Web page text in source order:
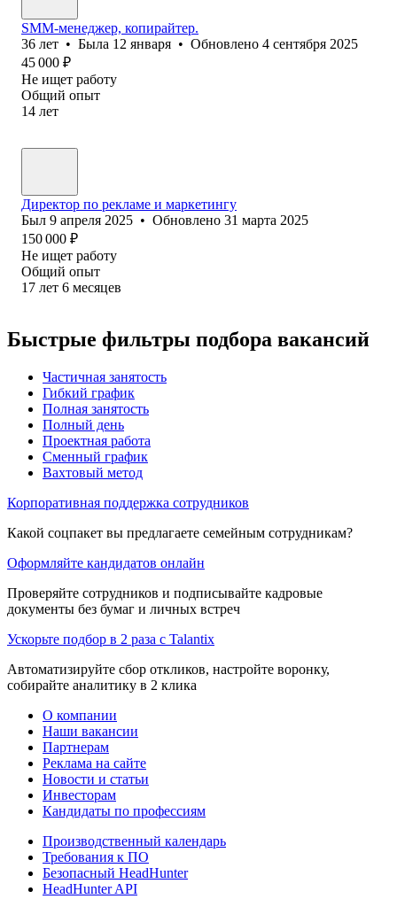
SMM-менеджер, копирайтер.
36 лет • Была 12 января • Обновлено 4 сентября 2025
45 000 ₽
Не ищет работу
Общий опыт
14 лет
Директор по рекламе и маркетингу
Был 9 апреля 2025 • Обновлено 31 марта 2025
150 000 ₽
Не ищет работу
Общий опыт
17 лет 6 месяцев
Быстрые фильтры подбора вакансий
Частичная занятость
Гибкий график
Полная занятость
Полный день
Проектная работа
Сменный график
Вахтовый метод
Корпоративная поддержка сотрудников
Какой соцпакет вы предлагаете семейным сотрудникам?
Оформляйте кандидатов онлайн
Проверяйте сотрудников и подписывайте кадровые
документы без бумаг и личных встреч
Ускорьте подбор в 2 раза с Talantix
Автоматизируйте сбор откликов, настройте воронку,
собирайте аналитику в 2 клика
О компании
Наши вакансии
Партнерам
Реклама на сайте
Новости и статьи
Инвесторам
Кандидаты по профессиям
Производственный календарь
Требования к ПО
Безопасный HeadHunter
HeadHunter API